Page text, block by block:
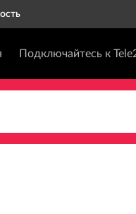
Подключайтесь к